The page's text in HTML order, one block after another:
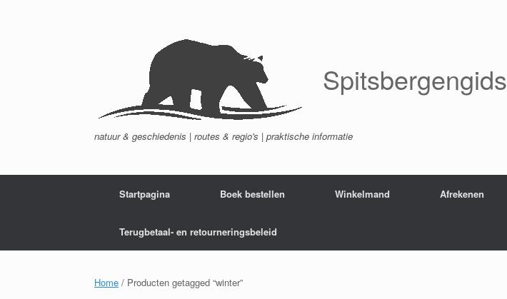
Spitsbergengids
natuur & geschiedenis | routes & regio's | praktische informatie
Startpagina Boek bestellen Winkelmand Afrekenen
Terugbetaal- en retourneringsbeleid
Home / Producten getagged “winter”